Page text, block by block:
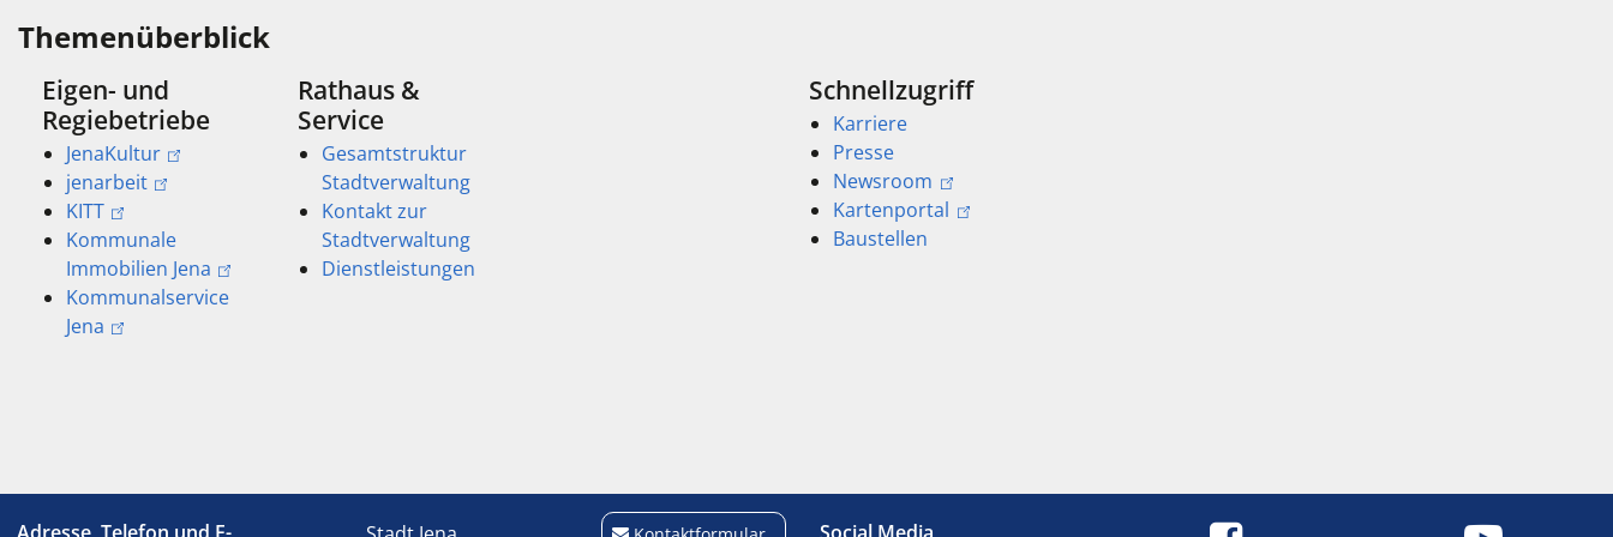
Themenüberblick
Eigen- und
Regiebetriebe
JenaKultur
jenarbeit
KITT
Kommunale
Immobilien Jena
Kommunalservice
Jena
Rathaus &
Service
Gesamtstruktur
Stadtverwaltung
Kontakt zur
Stadtverwaltung
Dienstleistungen
Schnellzugriff
Karriere
Presse
Newsroom
Kartenportal
Baustellen